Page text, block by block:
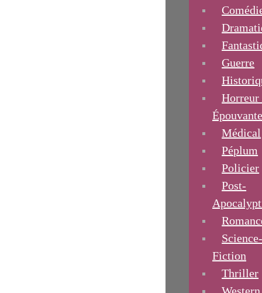
Guerre
Horreur
Épouvante
Médical
Péplum
Policier
Post-
Science-
Fiction
Thriller